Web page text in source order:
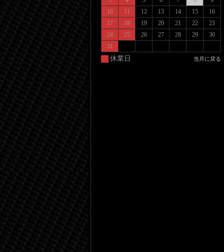
10
11 12 13 14 15
16
17
18 19 20 21 22
23
24
25 26 27 28 29
30
31
休業日 当月に戻る